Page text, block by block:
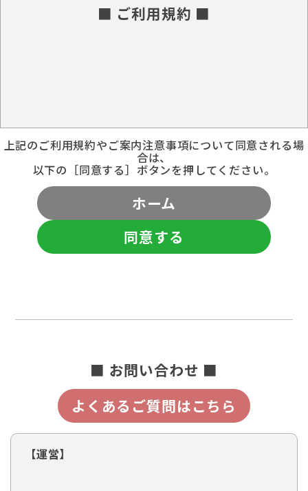
■ ご利用規約 ■
上記のご利用規約やご案内注意事項について同意される場
合は、
以下の［同意する］ボタンを押してください。
ホーム
同意する
■ お問い合わせ ■
よくあるご質問はこちら
【運営】